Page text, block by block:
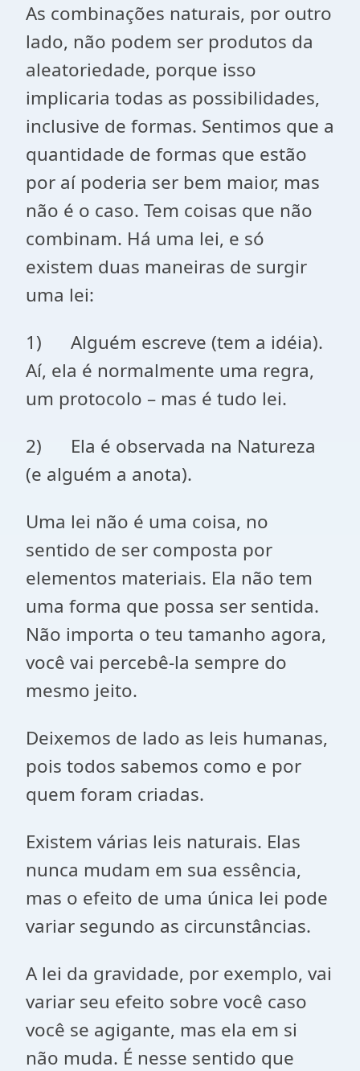
As combinações naturais, por outro
lado, não podem ser produtos da
aleatoriedade, porque isso
implicaria todas as possibilidades,
inclusive de formas. Sentimos que a
quantidade de formas que estão
por aí poderia ser bem maior, mas
não é o caso. Tem coisas que não
combinam. Há uma lei, e só
existem duas maneiras de surgir
uma lei:
1) Alguém escreve (tem a idéia).
Aí, ela é normalmente uma regra,
um protocolo – mas é tudo lei.
2) Ela é observada na Natureza
(e alguém a anota).
Uma lei não é uma coisa, no
sentido de ser composta por
elementos materiais. Ela não tem
uma forma que possa ser sentida.
Não importa o teu tamanho agora,
você vai percebê-la sempre do
mesmo jeito.
Deixemos de lado as leis humanas,
pois todos sabemos como e por
quem foram criadas.
Existem várias leis naturais. Elas
nunca mudam em sua essência,
mas o efeito de uma única lei pode
variar segundo as circunstâncias.
A lei da gravidade, por exemplo, vai
variar seu efeito sobre você caso
você se agigante, mas ela em si
não muda. É nesse sentido que